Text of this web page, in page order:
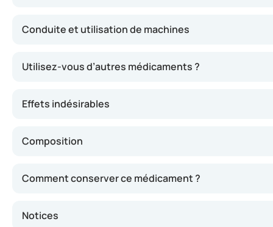
Conduite et utilisation de machines
Utilisez-vous d’autres médicaments ?
Effets indésirables
Composition
Comment conserver ce médicament ?
Notices